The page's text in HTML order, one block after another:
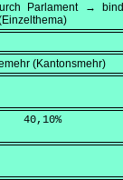
Parlament →
(Kantonsmehr)
40,10
%